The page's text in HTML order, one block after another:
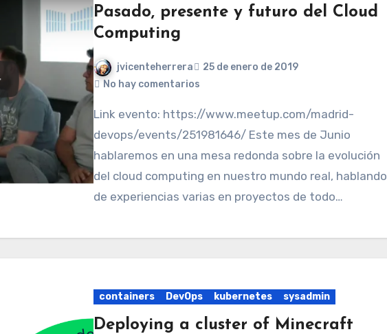
Pasado, presente y futuro del Cloud
Computing
jvicenteherrera
25 de enero de 2019
No hay comentarios
Link evento: https://www.meetup.com/madrid-
devops/events/251981646/ Este mes de Junio
hablaremos en una mesa redonda sobre la evolución
del cloud computing en nuestro mundo real, hablando
de experiencias varias en proyectos de todo…
containers DevOps kubernetes sysadmin
Deploying a cluster of Minecraft